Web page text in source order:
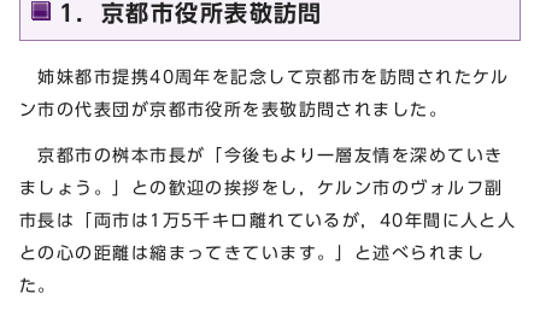
1．京都市役所表敬訪問
姉妹都市提携40周年を記念して京都市を訪問されたケル
ン市の代表団が京都市役所を表敬訪問されました。
京都市の桝本市長が「今後もより一層友情を深めていき
ましょう。」との歓迎の挨拶をし，ケルン市のヴォルフ副
市長は「両市は1万5千キロ離れているが，40年間に人と人
との心の距離は縮まってきています。」と述べられまし
た。